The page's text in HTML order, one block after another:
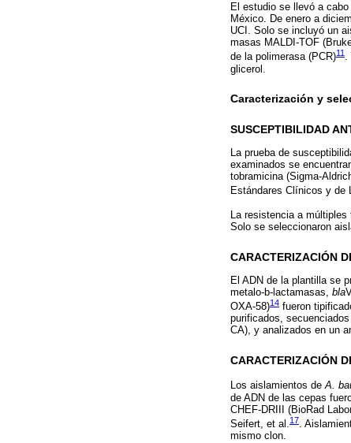
El estudio se llevó a
México. De enero a
UCI. Solo se incluyó un
masas MALDI-TOF
de la polimerasa (PCR)11 .
glicerol.
Caracterización y
SUSCEPTIBILIDAD
La prueba de
examinados se
tobramicina (Sigma-
Estándares Clínicos y de
La resistencia a
Solo se seleccionaron
CARACTERIZACIÓN
El ADN de la plantilla se
metalo-b-lactamasas, bla
OXA-58)14 fueron
purificados,
CA), y analizados en un
CARACTERIZACIÓN
Los aislamientos deA.
de ADN de las cepas
CHEF-DRIII (BioRad
Seifert, et al.17.
mismo clon.